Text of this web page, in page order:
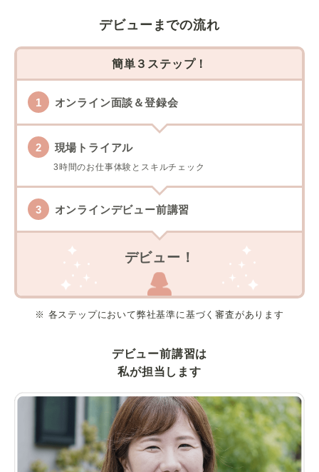
デビューまでの流れ
簡単３ステップ！
オンライン面談＆登録会
現場トライアル
3時間のお仕事体験とスキルチェック
オンラインデビュー前講習
デビュー！
※ 各ステップにおいて弊社基準に基づく審査があります
デビュー前講習は
私が担当します